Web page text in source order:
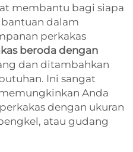
membantu bagi siapa
dalam
perkakas
beroda dengan
dan ditambahkan
Ini sangat
Anda
dengan ukuran
atau gudang